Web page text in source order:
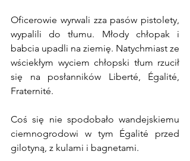
Oficerowie wyrwali zza pasów pistolety,
wypalili do tłumu. Młody chłopak i
babcia upadli na ziemię. Natychmiast ze
wściekłym wyciem chłopski tłum rzucił
się na posłanników Liberté, Égalité,
Fraternité.
Coś się nie spodobało wandejskiemu
ciemnogrodowi w tym Égalité przed
gilotyną, z kulami i bagnetami.